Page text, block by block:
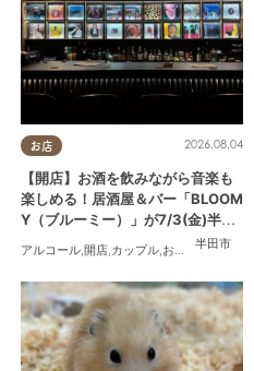
お店
半田市
2026.08.04
【開店】お酒を飲みながら音楽も
楽しめる！居酒屋＆バー「BLOOM
Y（ブルーミー）」が7/3(金)半田
市でオープン
アルコール,開店,カップル,おひとりさま